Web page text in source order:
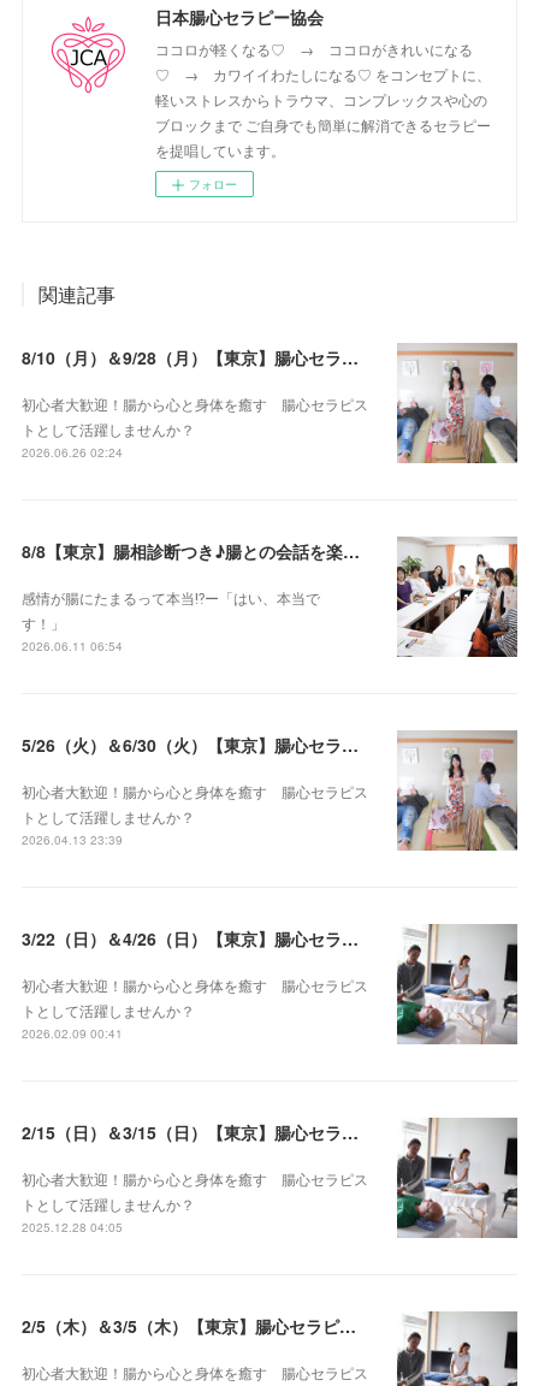
日本腸心セラピー協会
ココロが軽くなる♡ → ココロがきれいになる
♡ → カワイイわたしになる♡ をコンセプトに、
軽いストレスからトラウマ、コンプレックスや心の
ブロックまで ご自身でも簡単に解消できるセラピー
を提唱しています。
フォロー
関連記事
8/10（月）＆9/28（月）【東京】腸心セラピスト養成コース《２日間コース》開講決定
初心者大歓迎！腸から心と身体を癒す 腸心セラピス
トとして活躍しませんか？
2026.06.26 02:24
8/8【東京】腸相診断つき♪腸との会話を楽しむ♡腸心セラピー♪お試し体験会
感情が腸にたまるって本当⁉️ー「はい、本当で
す！」
2026.06.11 06:54
5/26（火）＆6/30（火）【東京】腸心セラピスト養成コース《２日間コース》開講決定
初心者大歓迎！腸から心と身体を癒す 腸心セラピス
トとして活躍しませんか？
2026.04.13 23:39
3/22（日）＆4/26（日）【東京】腸心セラピスト養成コース《２日間コース》開講決定
初心者大歓迎！腸から心と身体を癒す 腸心セラピス
トとして活躍しませんか？
2026.02.09 00:41
2/15（日）＆3/15（日）【東京】腸心セラピスト養成コース《２日間コース》開講決定
初心者大歓迎！腸から心と身体を癒す 腸心セラピス
トとして活躍しませんか？
2025.12.28 04:05
2/5（木）＆3/5（木）【東京】腸心セラピスト養成コース《２日間コース》開講決定
初心者大歓迎！腸から心と身体を癒す 腸心セラピス